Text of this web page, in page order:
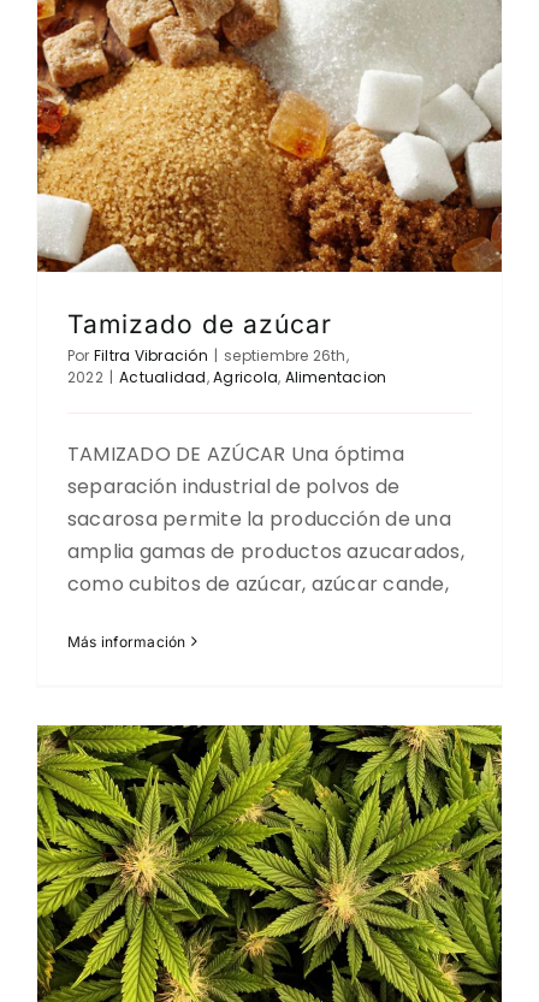
Tamizado de azúcar
Por Filtra Vibración | septiembre 26th,
2022 | Actualidad,Agricola, Alimentacion
TAMIZADO DE AZÚCAR Una óptima
separación industrial de polvos de
sacarosa permite la producción de una
amplia gamas de productos azucarados,
como cubitos de azúcar, azúcar cande,
Más información